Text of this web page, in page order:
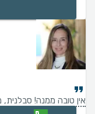
אין טובה ממנה! סבלנית,